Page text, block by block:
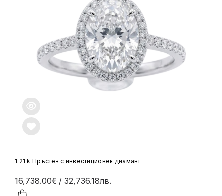
1.21 k Пръстен с инвестиционен диамант
16,738.00€ / 32,736.18лв.